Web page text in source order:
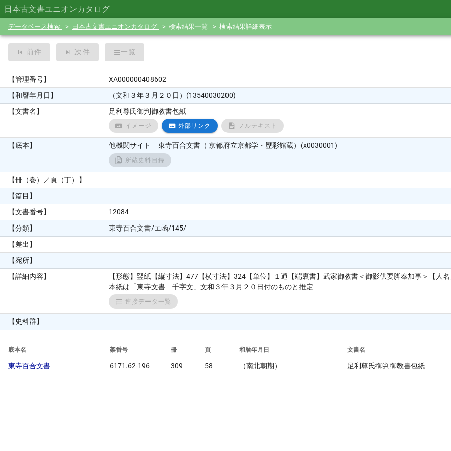
日本古文書ユニオンカタログ
データベース検索 日本古文書ユニオンカタログ 検索結果一覧 検索結果詳細表示
前件 次件 一覧
【管理番号】
XA000000408602
【和暦年月日】
（文和３年３月２０日）(13540030200)
【文書名】
足利尊氏御判御教書包紙
イメージ 外部リンク フルテキスト
【底本】 他機関サイト 東寺百合文書（ 京都府立京都学・歴彩館蔵）(x0030001)
所蔵史料目録
【冊（巻）／頁（丁）】
【篇目】
【文書番号】
12084
【分類】
東寺百合文書/エ函/145/
【差出】
【宛所】
【詳細内容】
【形態】竪紙【縦寸法】477【横寸法】324【単位】１通【端裏書】武家御教書＜御影供要脚奉加事＞【人
本紙は「東寺文書 千字文」文和３年３月２０日付のものと推定
連接データ一覧
【史料群】
底本名 架番号 冊 頁 和暦年月日 文書名
東寺百合文書 6171.62-196 309 58 （南北朝期） 足利尊氏御判御教書包紙